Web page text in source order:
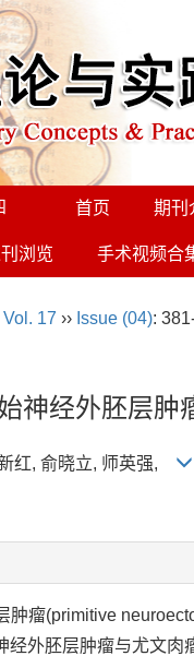
首页 期刊
浏览 手术视频合
Vol. 17 ›› Issue (04):
神经外胚层肿
红, 俞晓立, 师英强,
肿瘤(primitive
经外胚层肿瘤与尤文